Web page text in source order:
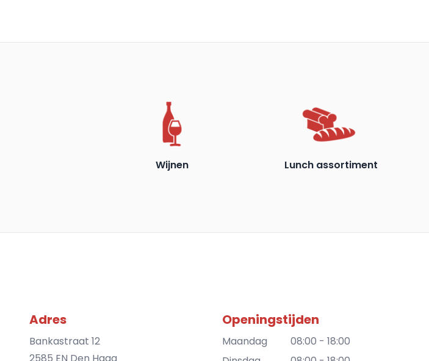
Wijnen Lunch assortiment
Adres
Bankastraat 12
Openingstijden
Maandag
08:00 - 18:00